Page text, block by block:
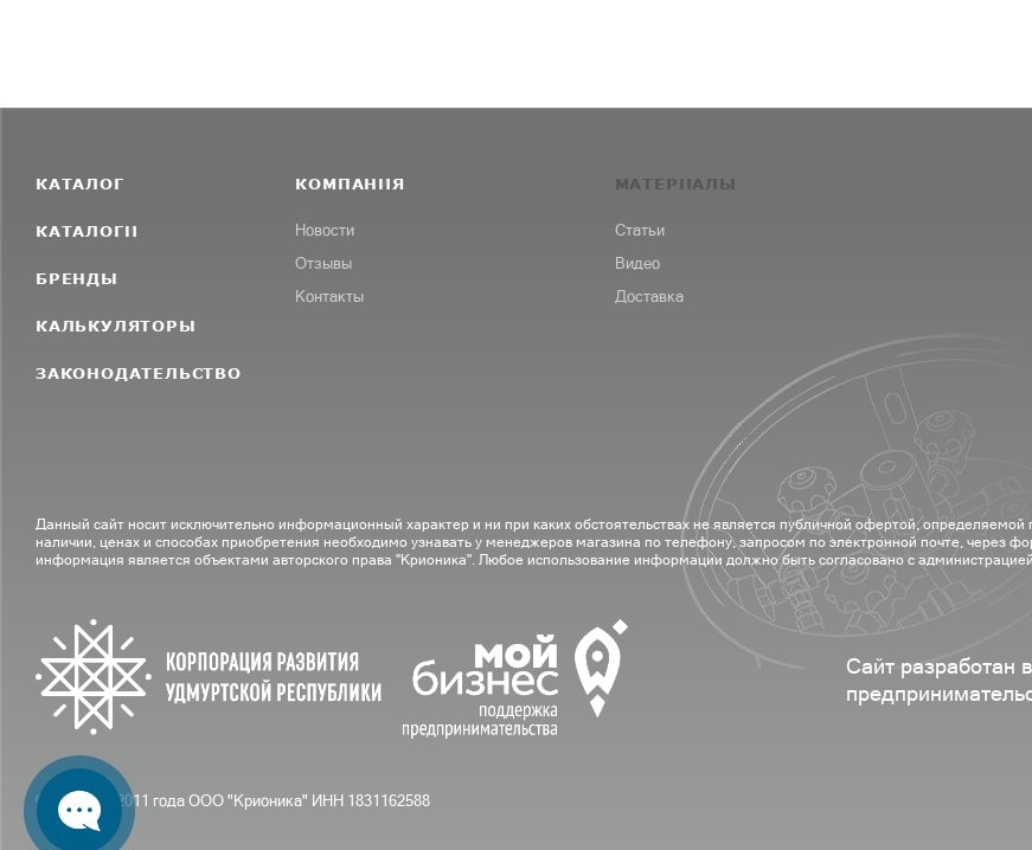
КАТАЛОГ
КАТАЛОГИ
БРЕНДЫ
КАЛЬКУЛЯТОРЫ
ЗАКОНОДАТЕЛЬСТВО
КОМПАНИЯ
Новости
Отзывы
Контакты
МАТЕРИАЛЫ
Статьи
Видео
Доставка
Данный сайт носит исключительно информационный характер и ни при каких обстоятельствах не является публичной офертой,
наличии, ценах и способах приобретения необходимо узнавать у менеджеров магазина по телефону, запросом по электронной почте, через
информация является объектами авторского права "Крионика". Любое использование информации должно быть согласовано с
Сайт разработан
© С вами с 2011 года ООО "Крионика" ИНН 1831162588